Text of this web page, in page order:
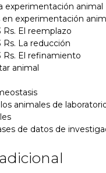
experimentación animal
en experimentación
El reemplazo
La reducción
Rs. El refinamiento
animal
animales de
de datos de